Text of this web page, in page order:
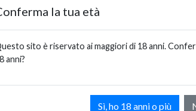
la tua età
sito è riservato ai maggiori di 18 anni.
anni?
Sì, ho 18 anni o più